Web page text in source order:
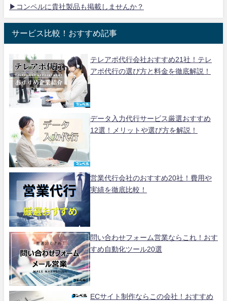
▶コンペルに貴社製品も掲載しませんか？
サービス比較！おすすめ記事
テレアポ代行会社おすすめ21社！テレ
アポ代行の選び方と料金を徹底解説！
データ入力代行サービス厳選おすすめ
12選！メリットや選び方を解説！
営業代行会社のおすすめ20社！費用や
実績を徹底比較！
問い合わせフォーム営業ならこれ！おす
すめ自動化ツール20選
ECサイト制作ならこの会社！おすすめ